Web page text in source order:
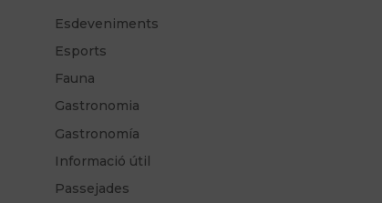
Esdeveniments
Esports
Fauna
Gastronomia
Gastronomía
Informació útil
Passejades